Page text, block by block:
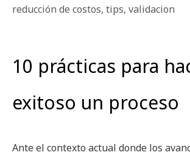
reducción de costos, tips, validacion
10 prácticas para
exitoso un proceso
Ante el contexto actual donde los